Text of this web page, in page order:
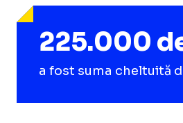
225.000
a fost suma cheltuită